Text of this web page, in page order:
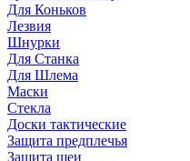
Для Коньков
Лезвия
Шнурки
Для Станка
Для Шлема
Маски
Стекла
Доски тактические
Защита предплечья
Защита шеи